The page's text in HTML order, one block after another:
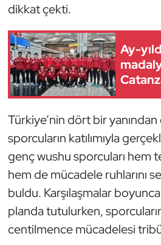
dikkat çekti.
Ay-
Türkiye’nin dört bir
sporcuların katılımıyla
genç wushu sporcuları hem
hem de mücadele ruhlarını
buldu. Karşılaşmalar
planda tutulurken,
centilmence mücadelesi
İşitme Engelli Sporcular
Judo ve Kuraş
Kano ve Rafting
Karate
Kayak
Kempo
Kick Boks
Kürek